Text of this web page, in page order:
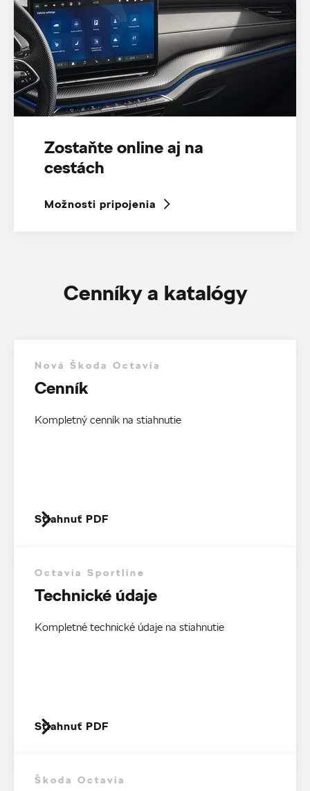
Zostaňte online aj na
cestách
Možnosti pripojenia
Cenníky a katalógy
Nová Škoda Octavia
Cenník
Kompletný cenník na stiahnutie
Stiahnuť PDF
Octavia Sportline
Technické údaje
Kompletné technické údaje na stiahnutie
Stiahnuť PDF
Škoda Octavia